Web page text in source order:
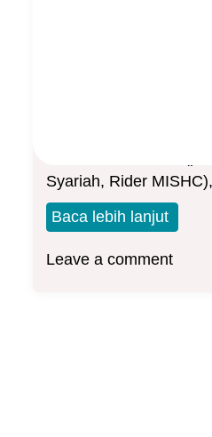
Syariah, Rider
Baca lebih lanjut
Leave a comment